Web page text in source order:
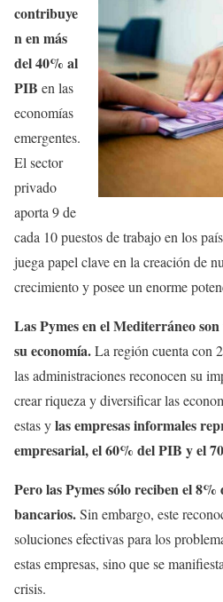
contribuye
n en más
del 40% al
PIB en las
economías
emergentes.
El sector
privado
aporta 9 de
cada 10 puestos de trabajo en los
juega papel clave en la creación de
crecimiento y posee un enorme
Las Pymes en el Mediterráneo
su economía.La región cuenta con
las administraciones reconocen su
crear riqueza y diversificar las
estas ylas empresas informales
empresarial, el 60% del PIB y el
Pero las Pymes sólo reciben el
bancarios.Sin embargo, este
soluciones efectivas para los
estas empresas, sino que se
crisis.